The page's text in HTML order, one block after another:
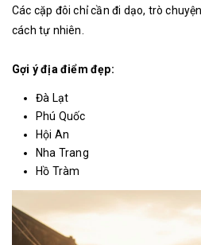
Các cặp đôi chỉ cần đi dạo, trò
cách tự nhiên.
Gợi ý địa điểm đẹp:
Đà Lạt
Phú Quốc
Hội An
Nha Trang
Hồ Tràm